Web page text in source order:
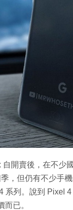
開賣後，在不少
，但仍有不少手
列。說到 Pixel
已。